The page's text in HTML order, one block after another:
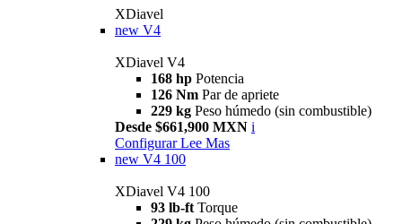
XDiavel
new V4
XDiavel V4
168 hp Potencia
126 Nm Par de apriete
229 kg Peso húmedo (sin combustible)
Desde $661,900 MXN i
Configurar Lee Mas
new V4 100
XDiavel V4 100
93 lb-ft Torque